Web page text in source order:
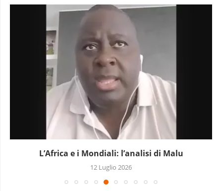
L’Africa e i Mondiali: l’analisi di Malu
12 Luglio 2026